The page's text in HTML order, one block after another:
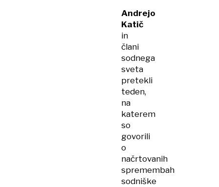
Andrejo
Katič
in
člani
sodnega
sveta
pretekli
teden,
na
katerem
so
govorili
o
načrtovanih
spremembah
sodniške